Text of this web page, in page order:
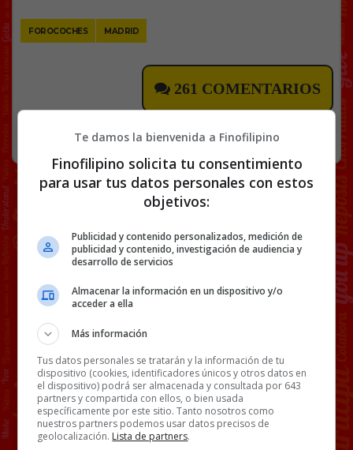
FOROCOCHES MADRID
261 COMENTARIOS
31 MARZO, 2025
Te damos la bienvenida a Finofilipino
Finofilipino solicita tu consentimiento
para usar tus datos personales con estos
objetivos:
Publicidad y contenido personalizados, medición de
publicidad y contenido, investigación de audiencia y
desarrollo de servicios
Almacenar la información en un dispositivo y/o
acceder a ella
Más información
Tus datos personales se tratarán y la información de tu
dispositivo (cookies, identificadores únicos y otros datos en
el dispositivo) podrá ser almacenada y consultada por 643
partners y compartida con ellos, o bien usada
específicamente por este sitio. Tanto nosotros como
nuestros partners podemos usar datos precisos de
geolocalización. Lista de partners.